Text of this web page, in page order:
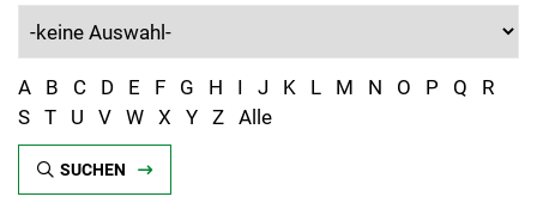
A B C D E F G H I J K L M N O P Q
R
S T U V W X Y Z Alle
SUCHEN